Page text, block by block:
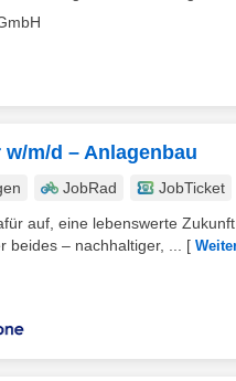
m/d – Anlagenbau
JobRad
JobTicket
auf, eine lebenswerte
– nachhaltiger, ...
[